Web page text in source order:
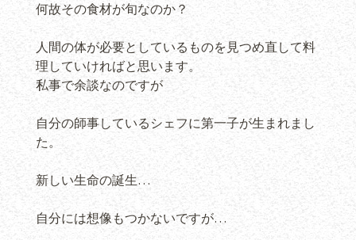
何故その食材が旬なのか？
人間の体が必要としているものを見つめ直して料
理していければと思います。
私事で余談なのですが
自分の師事しているシェフに第一子が生まれまし
た。
新しい生命の誕生…
自分には想像もつかないですが…